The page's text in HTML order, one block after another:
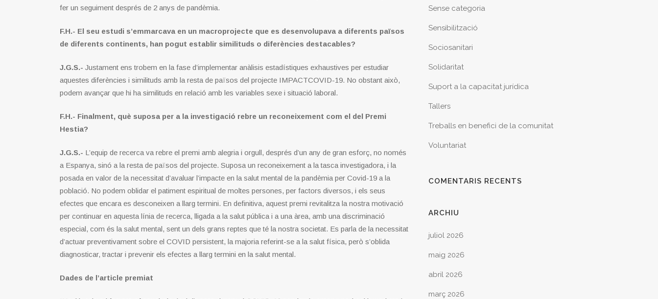
fer un seguiment després de 2 anys de pandèmia.
F.H.- El seu estudi s’emmarcava en un macroprojecte que es desenvolupava a diferents països
de diferents continents, han pogut establir similituds o diferències destacables?
J.G.S.- Justament ens trobem en la fase d’implementar anàlisis estadístiques exhaustives per estudiar
aquestes diferències i similituds amb la resta de països del projecte IMPACTCOVID-19. No obstant això,
podem avançar que hi ha similituds en relació amb les variables sexe i situació laboral.
F.H.- Finalment, què suposa per a la investigació rebre un reconeixement com el del Premi
Hestia?
J.G.S.- L’equip de recerca va rebre el premi amb alegria i orgull, després d’un any de gran esforç, no només
a Espanya, sinó a la resta de països del projecte. Suposa un reconeixement a la tasca investigadora, i la
posada en valor de la necessitat d’avaluar l’impacte en la salut mental de la pandèmia per Covid-19 a la
població. No podem oblidar el patiment espiritual de moltes persones, per factors diversos, i els seus
efectes que encara es desconeixen a llarg termini. En definitiva, aquest premi revitalitza la nostra motivació
per continuar en aquesta línia de recerca, lligada a la salut pública i a una àrea, amb una discriminació
especial, com és la salut mental, sent un dels grans reptes que té la nostra societat. Es parla de la necessitat
d’actuar preventivament sobre el COVID persistent, la majoria referint-se a la salut física, però s’oblida
diagnosticar, tractar i prevenir els efectes a llarg termini en la salut mental.
Dades de l’article premiat
Sense categoria
Sensibilització
Sociosanitari
Solidaritat
Suport a la capacitat jurídica
Tallers
Treballs en benefici de la comunitat
Voluntariat
COMENTARIS RECENTS
ARCHIU
juliol 2026
maig 2026
abril 2026
març 2026